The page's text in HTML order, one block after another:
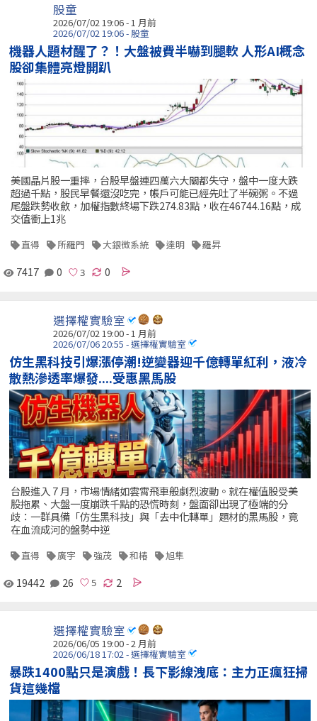
股童
2026/07/02 19:06 - 1 月前
2026/07/02 19:06 - 股童
機器人題材醒了？！大盤被費半嚇到腿軟 人形AI概念
股卻集體亮燈開趴
美國晶片股一重摔，台股早盤連四萬六大關都失守，盤中一度大跌
超過千點，股民早餐還沒吃完，帳戶可能已經先吐了半碗粥。不過
尾盤跌勢收斂，加權指數終場下跌274.83點，收在46744.16點，成
交值衝上1兆
直得 所羅門 大銀微系統 達明 羅昇
7417 0 0
選擇權實驗室
2026/07/02 19:00 - 1 月前
2026/07/06 20:55 - 選擇權實驗室
仿生黑科技引爆漲停潮!逆變器迎千億轉單紅利，液冷
散熱滲透率爆發....受惠黑馬股
台股進入 7 月，市場情緒如雲霄飛車般劇烈波動。就在權值股受美
股拖累、大盤一度崩跌千點的恐慌時刻，盤面卻出現了極端的分
歧：一群具備「仿生黑科技」與「去中化轉單」題材的黑馬股，竟
在血流成河的盤勢中逆
直得 廣宇 強茂 和椿 旭隼
19442 26 2
選擇權實驗室
2026/06/05 19:00 - 2 月前
2026/06/18 17:02 - 選擇權實驗室
暴跌1400點只是演戲！長下影線洩底：主力正瘋狂掃
貨這幾檔